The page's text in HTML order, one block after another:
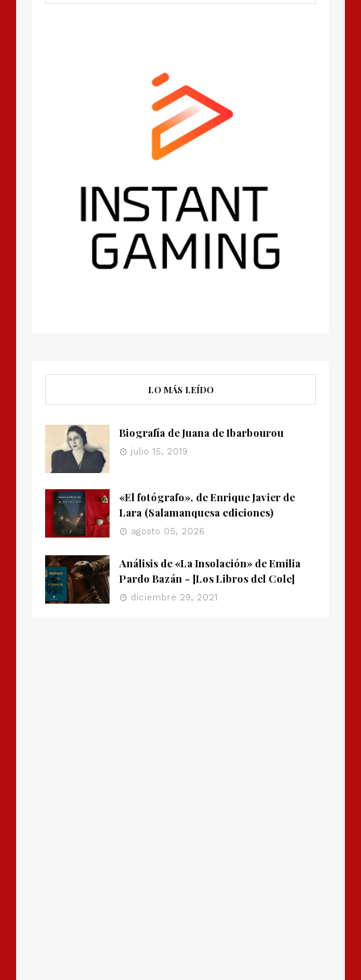
LO MÁS LEÍDO
Biografía de Juana de Ibarbourou
julio 15, 2019
«El fotógrafo», de Enrique Javier de
Lara (Salamanquesa ediciones)
agosto 05, 2026
Análisis de «La Insolación» de Emilia
Pardo Bazán - [Los Libros del Cole]
diciembre 29, 2021